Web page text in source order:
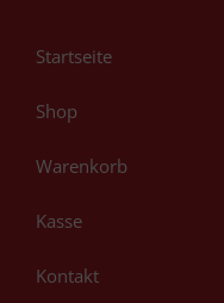
Startseite
Shop
Warenkorb
Kasse
Kontakt